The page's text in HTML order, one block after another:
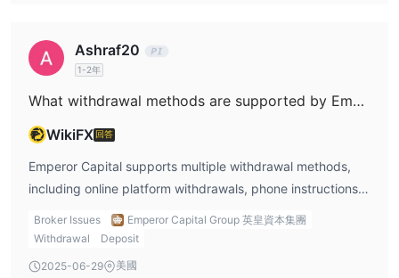
of security for traders.
days to process, which could be inconvenient for traders
who need to access their funds quickly. Cash deposits are
available but are limited to HK$100,000 per day, requiring
identity proof. It’s good to know that these deposit
methods are tailored for local traders in Hong Kong, and
international traders may need to consider the processing
times for bank transfers and other payment methods.
Ashraf20
1-2年
What withdrawal methods are supported by Emperor Capital?
WikiFX 回答
Emperor Capital supports multiple withdrawal methods,
including online platform withdrawals, phone instructions,
and bank cheques. Withdrawals via the online platform are
processed the same day if requested before 11:00 a.m.,
Broker Issues
Emperor Capital Group 英皇資本集團
Withdrawal
Deposit
2025-06-29 美國